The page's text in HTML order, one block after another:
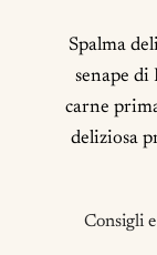
Spalma
senape di
carne
deliziosa
Consigli